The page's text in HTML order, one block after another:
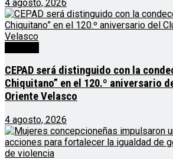
4 agosto, 2026
CEPAD será distinguido con la
Chiquitano” en el 120.º aniversario
Oriente Velasco
4 agosto, 2026